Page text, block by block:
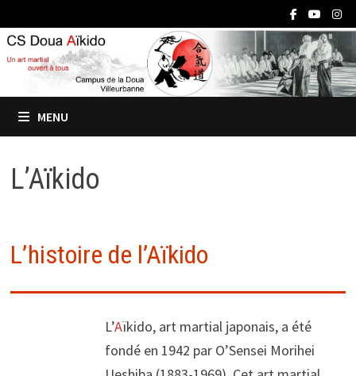
au
contenu
MENU
L’Aïkido
L’histoire de l’Aïkido
L’Aïkido, art martial japonais, a été
fondé en 1942 par O’Sensei Morihei